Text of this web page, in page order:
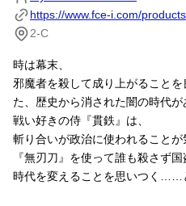
https://www.fce-i.com/products
2-C
時は幕末、
邪魔者を殺して成り上がること
た、歴史から消された闇の時代が
戦い好きの侍『貫鉄』は、
斬り合いが政治に使われること
『無刃刀』を使って誰も殺さず国
時代を変えることを思いつく……